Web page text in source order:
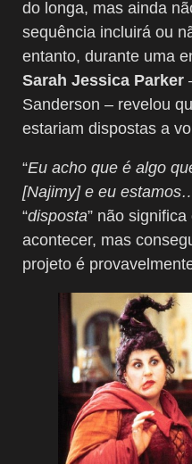
do longa, mas ainda
sequência incluirá ou
entanto, durante uma
Sarah Jessica Parker
Sanderson – revelou
estariam dispostas a
“Eu acho que é algo
[Najimy] e eu
“disposta” não
acontecer, mas
projeto é